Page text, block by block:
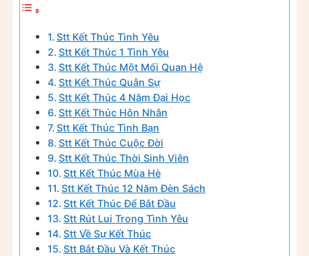
Stt Kết Thúc Tình Yêu
Stt Kết Thúc 1 Tình Yêu
Stt Kết Thúc Một Mối Quan Hệ
Stt Kết Thúc Quân Sự
Stt Kết Thúc 4 Năm Đại Học
Stt Kết Thúc Hôn Nhân
Stt Kết Thúc Tình Bạn
Stt Kết Thúc Cuộc Đời
Stt Kết Thúc Thời Sinh Viên
Stt Kết Thúc Mùa Hè
Stt Kết Thúc 12 Năm Đèn Sách
Stt Kết Thúc Để Bắt Đầu
Stt Rút Lui Trong Tình Yêu
Stt Về Sự Kết Thúc
Stt Bắt Đầu Và Kết Thúc